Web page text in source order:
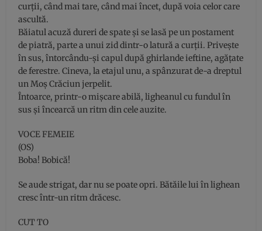
curţii, când mai tare, când mai încet, după voia celor care
ascultă.
Băiatul acuză dureri de spate şi se lasă pe un postament
de piatră, parte a unui zid dintr-o latură a curţii. Priveşte
în sus, întorcându-şi capul după ghirlande ieftine, agăţate
de ferestre. Cineva, la etajul unu, a spânzurat de-a dreptul
un Moş Crăciun jerpelit.
Întoarce, printr-o mişcare abilă, ligheanul cu fundul în
sus şi încearcă un ritm din cele auzite.
VOCE FEMEIE
(OS)
Boba! Bobică!
Se aude strigat, dar nu se poate opri. Bătăile lui în lighean
cresc într-un ritm drăcesc.
CUT TO